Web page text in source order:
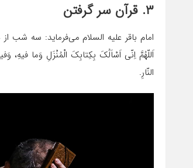
۳. قرآن سر گرفتن
امام باقر علیه السلام می‌فرماید: سه شب
اَللّهُمَّ اِنّی اَسْاَلُکَ بِکِتابِکَ الْمُنْزَلِ وَما
النّارِ.